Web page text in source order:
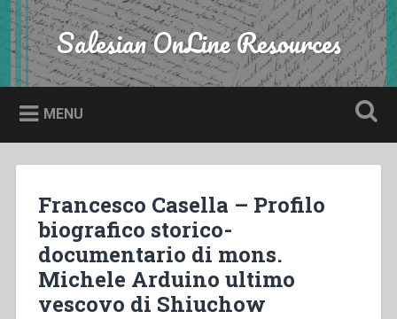
Skip
to
content
Search Salesian OnLine Resources
MENU
Francesco Casella – Profilo
biografico storico-
documentario di mons.
Michele Arduino ultimo
vescovo di Shiuchow